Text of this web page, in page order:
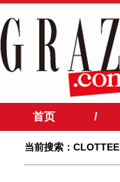
首页 /
当前搜索：CLOTTEE